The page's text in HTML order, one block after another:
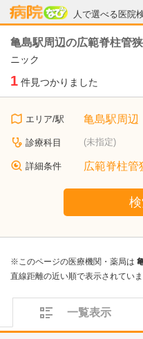
人で選べる医院
病院なび
亀島駅周辺の広範脊柱管
ニック
1 件見つかりました
エリア/駅 亀島駅周辺
診療科目 (未指定)
詳細条件 広範脊柱管
※このページの医療機関・薬局は
直線距離の近い順で表示されてい
一覧表示